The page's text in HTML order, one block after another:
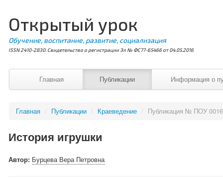
Открытый урок
Обучение, воспитание, развитие, социализация
ISSN 2410-2830. Свидетельство о регистрации Эл № ФС77-65466 от 04.05.2016
Главная Публикации Информация о
Главная / Публикации / Краеведение / Публикация № ПОУ
История игрушки
Автор: Бурцева Вера Петровна